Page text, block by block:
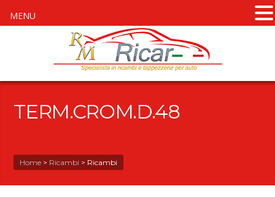
TERM.CROM.D.48
Home > Ricambi > Ricambi
MENU